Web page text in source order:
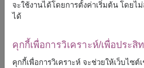
สินค้าแบบที่ใกล้เคียงกัน ได้แก่SPE123 ,
จะใช้งานได้โดยการตั้งค่าเริ่มต้น โดยไ
ได้
คุกกี้เพื่อการวิเคราะห์/เพื่อประสิ
คุกกี้เพื่อการวิเคราะห์ จะช่วยให้เว็บไซต์